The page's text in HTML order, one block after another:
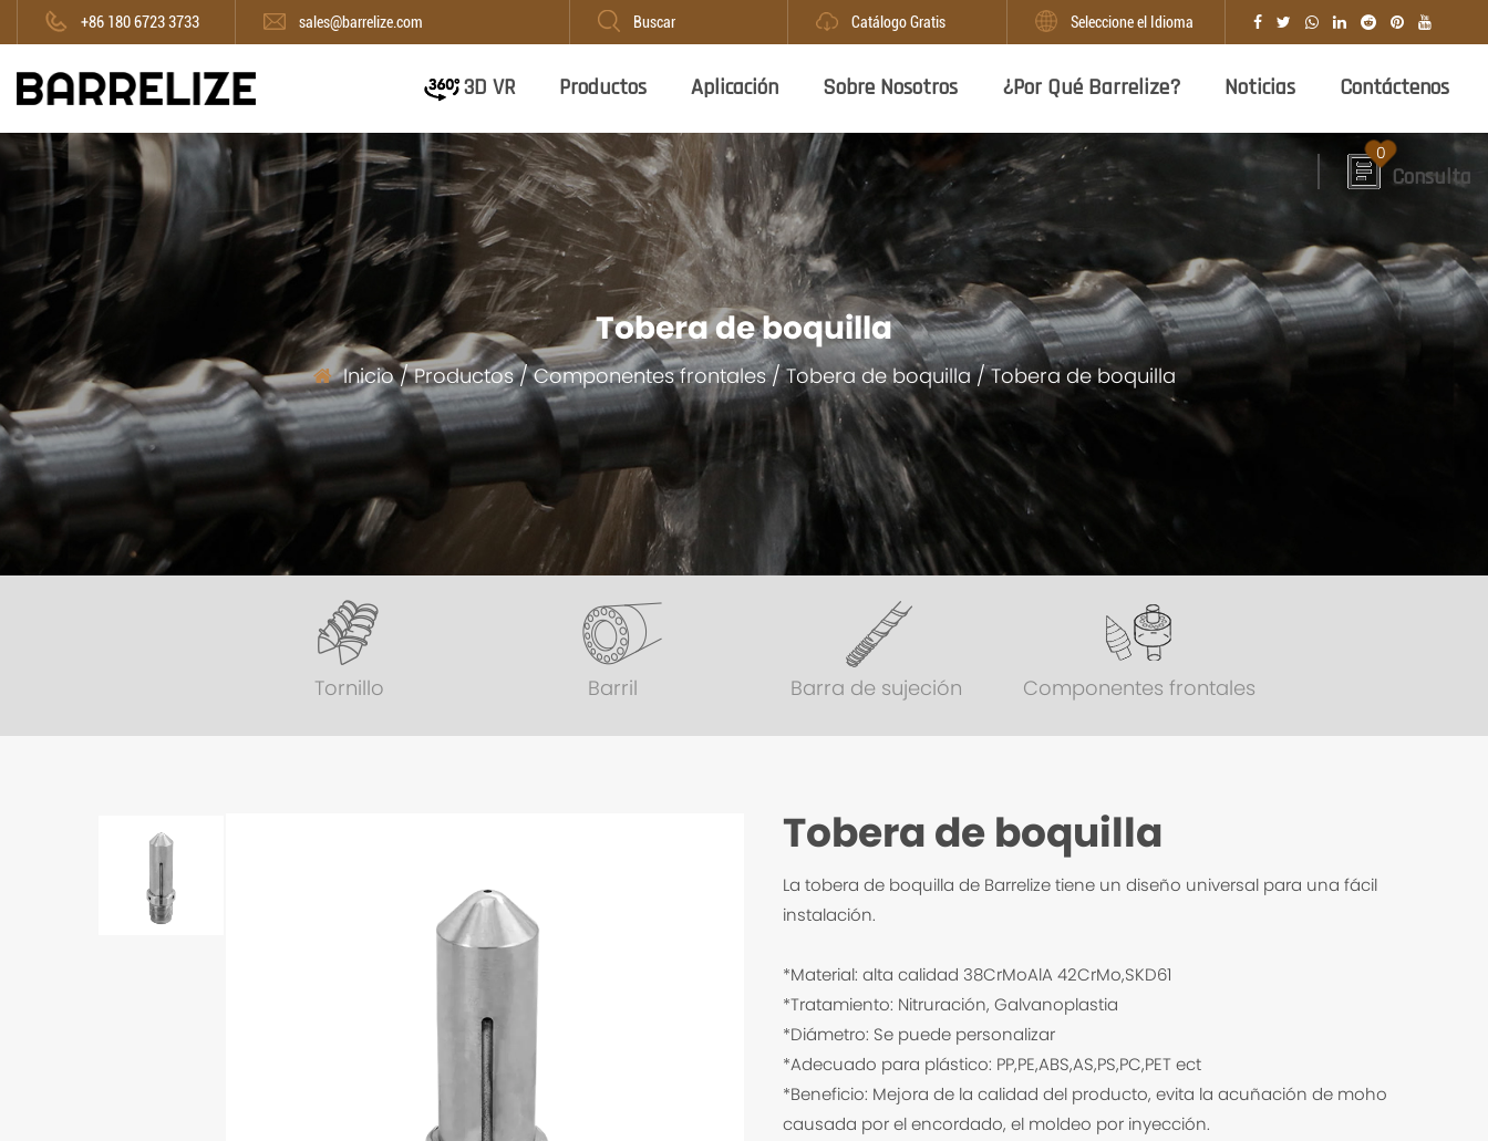
+86 180 6723 3733 sales@barrelize.com Buscar Catálogo Gratis Seleccione el Idioma
3D VR Productos Aplicación Sobre Nosotros ¿Por Qué Barrelize? Noticias Contáctenos
0
Consulta
Tobera de boquilla
Inicio/Productos/Componentes frontales/Tobera de boquilla/Tobera de boquilla
Tornillo Barril Barra de sujeción Componentes frontales
Tobera de boquilla
La tobera de boquilla de Barrelize tiene un diseño universal para una fácil
instalación.
*Material: alta calidad 38CrMoAlA 42CrMo,SKD61
*Tratamiento: Nitruración, Galvanoplastia
*Diámetro: Se puede personalizar
*Adecuado para plástico: PP,PE,ABS,AS,PS,PC,PET ect
*Beneficio: Mejora de la calidad del producto, evita la acuñación de moho
causada por el encordado, el moldeo por inyección.